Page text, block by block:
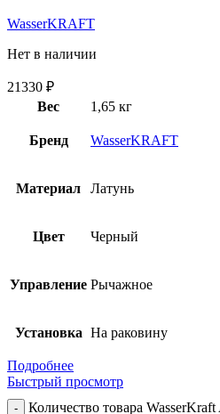
WasserKRAFT
Нет в наличии
21330 ₽
Вес
1,65 кг
Бренд WasserKRAFT
Материал Латунь
Цвет Черный
Управление Рычажное
Установка На раковину
Подробнее
Быстрый просмотр
Количество товара